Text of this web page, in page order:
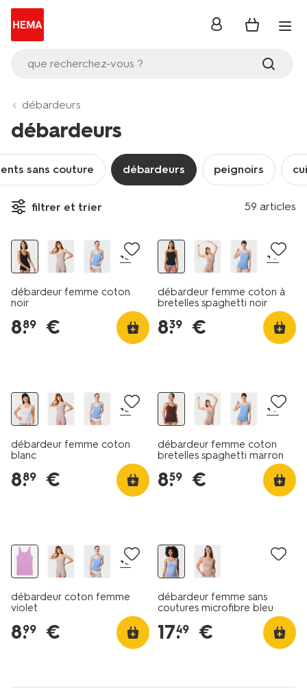
que recherchez-vous ?
se
débardeurs
débardeurs
sans couture débardeurs peignoirs
filtrer et trier 59 articles
2+2 gratuits
+3
débardeur femme coton
noir
8.
89 €
+6
débardeur femme coton à
bretelles spaghetti noir
8.
39 €
+3
débardeur femme coton
blanc
8.
89 €
+6
débardeur femme coton
bretelles spaghetti marron
8.
59 €
+3
débardeur coton femme
violet
8.
99 €
débardeur femme sans
coutures microfibre bleu
17.
49 €